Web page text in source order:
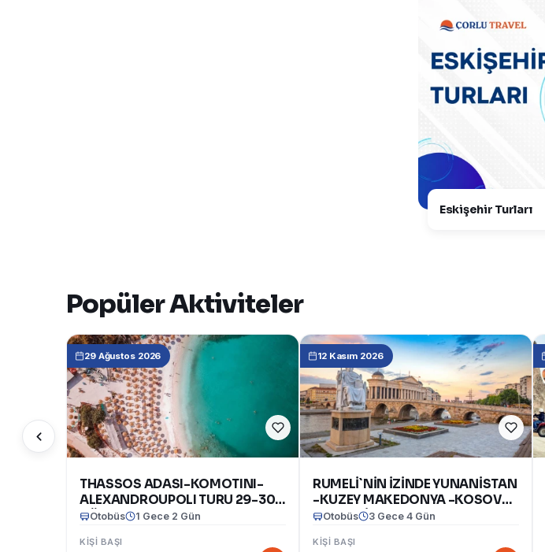
Eskişehir Turları
Popüler Aktiviteler
29 Ağustos 2026
THASSOS ADASI-KOMOTINI-
ALEXANDROUPOLI TURU 29-30
AĞUSTOS 2026
Otobüs 1 Gece 2 Gün
KIŞI BAŞI
12 Kasım 2026
RUMELİ`NİN İZİNDE YUNANİSTAN
-KUZEY MAKEDONYA -KOSOVA -
BULGARİSTAN TURU(12-15
Otobüs 3 Gece 4 Gün
KIŞI BAŞI